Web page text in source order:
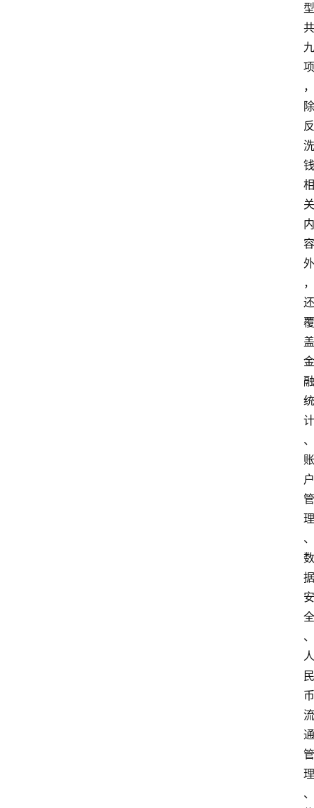
型
共
九
项
，
除
反
洗
钱
相
关
内
容
外
，
还
覆
盖
金
融
统
计
、
账
户
管
理
、
数
据
安
全
、
人
民
币
流
通
管
理
、